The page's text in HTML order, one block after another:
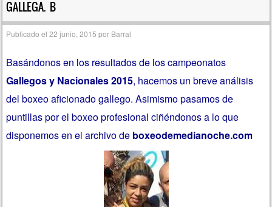
GALLEGA. B
Publicado el22 junio, 2015 por Barral
Basándonos en los resultados de los campeonatos
Gallegos y Nacionales 2015, hacemos un breve análisis
del boxeo aficionado gallego. Asimismo pasamos de
puntillas por el boxeo profesional ciñéndonos a lo que
disponemos en el archivo de boxeodemedianoche.com